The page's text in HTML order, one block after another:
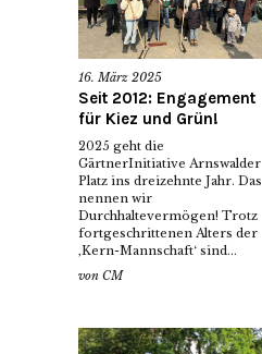
16. März 2025
Seit 2012: Engagement
für Kiez und Grün!
2025 geht die
GärtnerInitiative Arnswalder
Platz ins dreizehnte Jahr. Das
nennen wir
Durchhaltevermögen! Trotz
fortgeschrittenen Alters der
‚Kern-Mannschaft‘ sind...
von CM